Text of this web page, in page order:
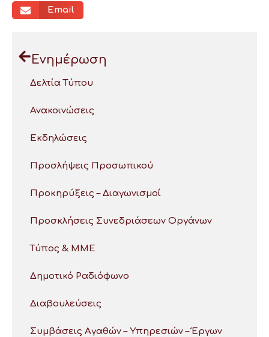
Email
Ενημέρωση
Δελτία Τύπου
Ανακοινώσεις
Εκδηλώσεις
Προσλήψεις Προσωπικού
Προκηρύξεις – Διαγωνισμοί
Προσκλήσεις Συνεδριάσεων Οργάνων
Τύπος & ΜΜΕ
Δημοτικό Ραδιόφωνο
Διαβουλεύσεις
Συμβάσεις Αγαθών – Υπηρεσιών – Έργων